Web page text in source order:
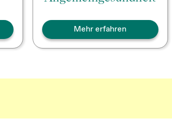
Mehr erfahren